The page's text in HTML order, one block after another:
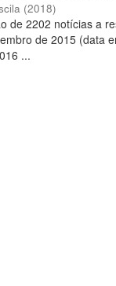
(2018)
de 2202 notícias a
de 2015 (data
...